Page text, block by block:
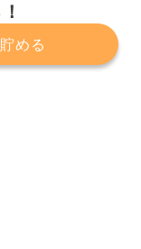
める
運営会社